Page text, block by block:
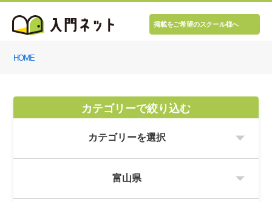
掲載をご希望のスクール様へ
HOME
カテゴリーで絞り込む